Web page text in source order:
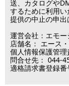
■営業日
営業時間：09:30
（電話対応休止時
土日祝日は出荷業
土日祝日は電話・
送、カタログや
するために利用
提供の中止の申出
運営会社：エモ
店舗名： エース
個人情報保護管
問合せ先： 044-
適格請求書登録